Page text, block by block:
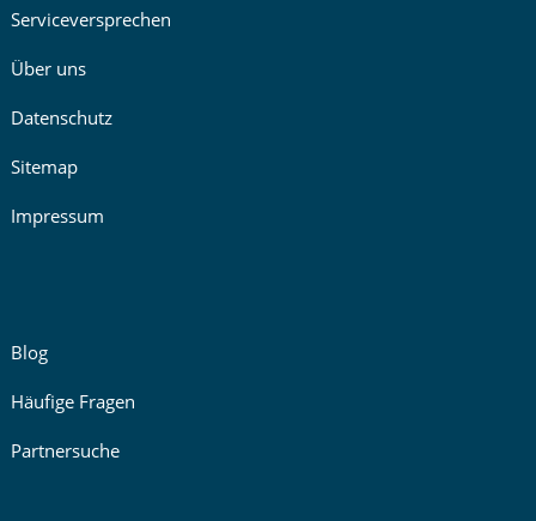
Serviceversprechen
Über uns
Datenschutz
Sitemap
Impressum
Blog
Häufige Fragen
Partnersuche